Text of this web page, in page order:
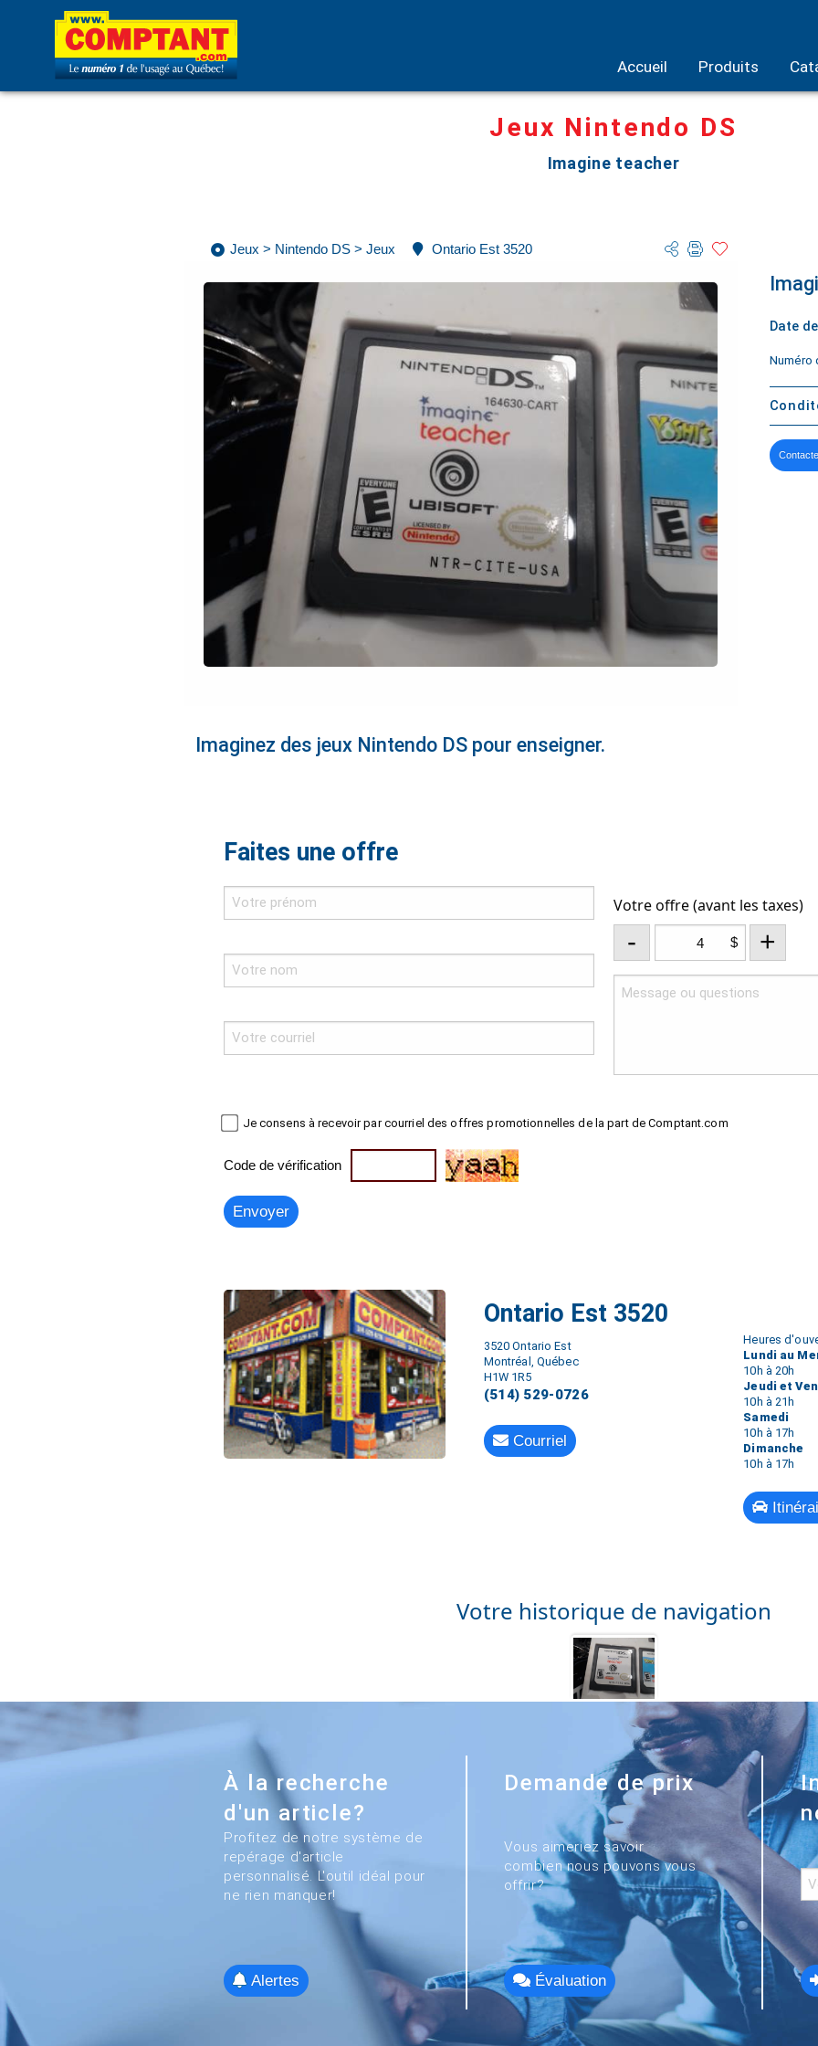
Accueil Produits
Jeux Nintendo DS
Imagine teacher
Jeux > Nintendo DS> Jeux Ontario Est 3520
Date
Numéro
Imaginez des jeux Nintendo DS pour enseigner.
Faites une offre
Votre offre (avant les taxes)
- $ +
Je consens à recevoir par courriel des offres promotionnelles de la part de Comptant.com
Code de vérification
Ontario Est 3520
3520 Ontario Est
Montréal, Québec
H1W 1R5
(514) 529-0726
Courriel
Heures
Lundi au
10h à 20h
Jeudi et
10h à 21h
Samedi
10h à 17h
Dimanche
10h à 17h
Votre historique de navigation
À la recherche
d'un article?
Profitez de notre système de
repérage d'article
personnalisé. L'outil idéal pour
ne rien manquer!
Alertes
Demande de prix
Vous aimeriez savoir
combien nous pouvons vous
offrir?
Évaluation